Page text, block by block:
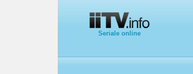
Seriale online